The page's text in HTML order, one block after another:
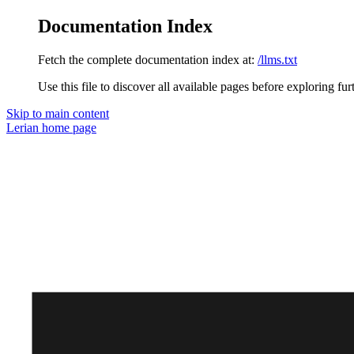
Documentation Index
Fetch the complete documentation index at: /llms.txt
Use this file to discover all available pages before exploring
Skip to main content
Lerian home page